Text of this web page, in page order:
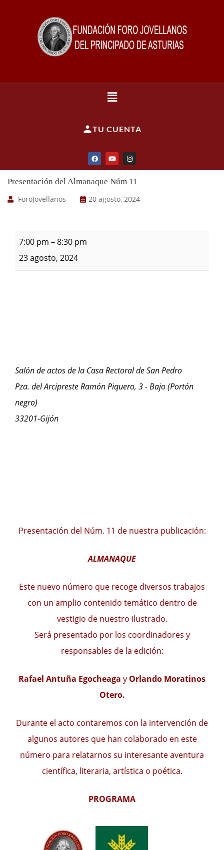
TU CUENTA
Presentación del Almanaque Núm 11
ForoJovellanos
20 agosto, 2024
7:00 pm –8:30 pm
23 agosto, 2024
Salón de actos de la Casa Rectoral de San Pedro
Pza. del Arcipreste Ramón Piquero, 3 - Bajo (Portón
negro)
33201-Gijón
Presentación del Núm. 11 de nuestra publicación:
ALMANAQUE
Este nuevo número que recoge diversos trabajos
con un amplio contenido temático dentro de
vestigio de nuestro ilustrado.
Será presentado por los coordinadores y
responsables de la edición:
Rafael Antuña Egocheaga y Orlando Moratinos
Otero.
Durante el acto contaremos con la intervención de
algunos autores que han colaborado en este
número para relatarnos su interesante aventura
científica, literaria, artística o poética.
PROGRAMA